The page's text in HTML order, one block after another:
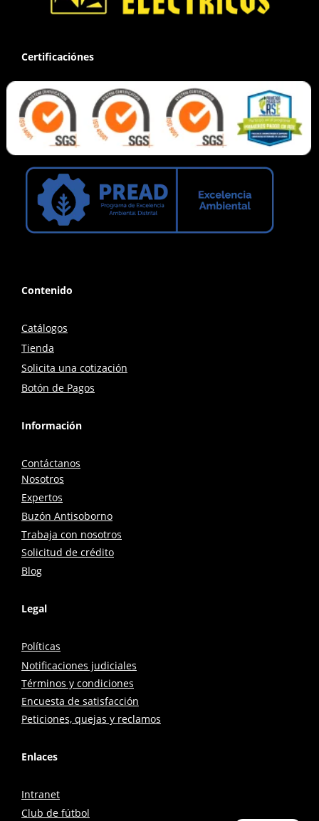
Certificaciónes
Contenido
Catálogos
Tienda
Solicita una cotización
Botón de Pagos
Información
Contáctanos
Nosotros
Expertos
Buzón Antisoborno
Trabaja con nosotros
Solicitud de crédito
Blog
Legal
Políticas
Notificaciones judiciales
Términos y condiciones
Encuesta de satisfacción
Peticiones, quejas y reclamos
Enlaces
Intranet
Club de fútbol